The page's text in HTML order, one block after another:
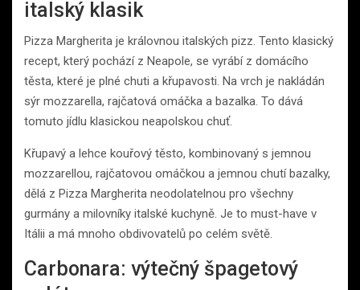
italský klasik
Pizza Margherita je královnou italských pizz. Tento klasický
recept, který pochází z Neapole, se vyrábí z domácího
těsta, které je plné chuti a křupavosti. Na vrch je nakládán
sýr mozzarella, rajčatová omáčka a bazalka. To dává
tomuto jídlu klasickou neapolskou chuť.
Křupavý a lehce kouřový těsto, kombinovaný s jemnou
mozzarellou, rajčatovou omáčkou a jemnou chutí bazalky,
dělá z Pizza Margherita neodolatelnou pro všechny
gurmány a milovníky italské kuchyně. Je to must-have v
Itálii a má mnoho obdivovatelů po celém světě.
Carbonara: výtečný špagetový